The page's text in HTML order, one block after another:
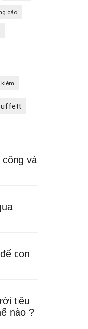
cáo
kiệm
và
con
tiêu
nào ?